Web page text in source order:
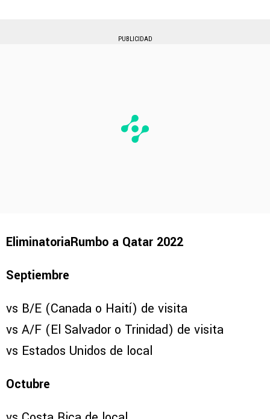
PUBLICIDAD
EliminatoriaRumbo a Qatar 2022
Septiembre
vs B/E (Canada o Haití) de visita
vs A/F (El Salvador o Trinidad) de visita
vs Estados Unidos de local
Octubre